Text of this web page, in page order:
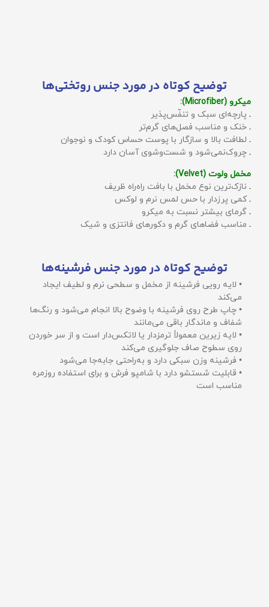
توضیح کوتاه در مورد جنس روتختی‌ها
میکرو (Microfiber):
ـ پارچه‌ای سبک و تنفّس‌پذیر
ـ خنک و مناسب فصل‌های گرم‌تر
ـ لطافت بالا و سازگار با پوست حساس کودک و نوجوان
ـ چروک‌نمی‌شود و شست‌وشوی آسان دارد
مخمل ولوت (Velvet):
ـ نازک‌ترین نوع مخمل با بافت راه‌راه ظریف
ـ کمی پرزدار با حس لمس نرم و لوکس
ـ گرمای بیشتر نسبت به میکرو
ـ مناسب فضاهای گرم و دکورهای فانتزی و شیک
توضیح کوتاه در مورد جنس فرشینه‌ها
• لایه رویی فرشینه از مخمل و سطحی نرم و لطیف ایجاد
می‌کند
• چاپ طرح روی فرشینه با وضوح بالا انجام می‌شود و رنگ‌ها
شفاف و ماندگار باقی می‌مانند
• لایه زیرین معمولاً ترمزدار یا لاتکس‌دار است و از سر خوردن
روی سطوح صاف جلوگیری می‌کند
• فرشینه وزن سبکی دارد و به‌راحتی جابه‌جا می‌شود
• قابلیت شستشو دارد با شامپو فرش و برای استفاده روزمره
مناسب است